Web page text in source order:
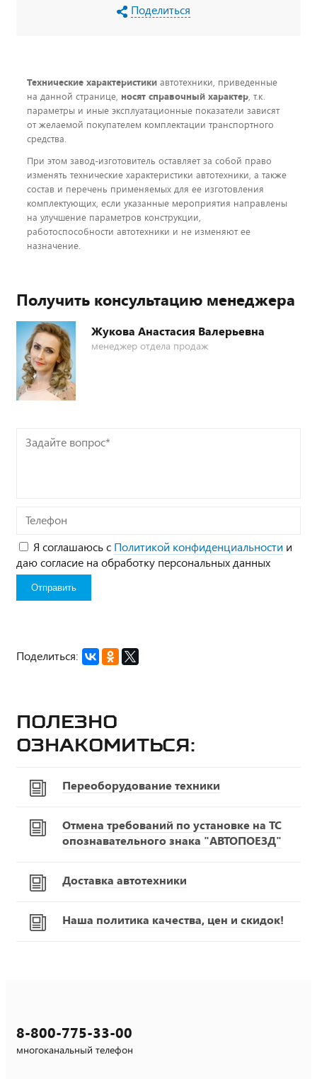
Поделиться
Технические характеристики автотехники, приведенные
на данной странице, носят справочный характер, т.к.
параметры и иные эксплуатационные показатели зависят
от желаемой покупателем комплектации транспортного
средства.
При этом завод-изготовитель оставляет за собой право
изменять технические характеристики автотехники, а также
состав и перечень применяемых для ее изготовления
комплектующих, если указанные мероприятия направлены
на улучшение параметров конструкции,
работоспособности автотехники и не изменяют ее
назначение.
Получить консультацию менеджера
Жукова Анастасия Валерьевна
менеджер отдела продаж
Задайте
вопрос*
Телефон
Я соглашаюсь с Политикой конфиденциальности и
даю согласие на обработку персональных данных
Поделиться:
Полезно
ознакомиться:
Переоборудование техники
Отмена требований по установке на ТС
опознавательного знака "АВТОПОЕЗД"
Доставка автотехники
Наша политика качества, цен и скидок!
8-800-775-33-00
многоканальный телефон